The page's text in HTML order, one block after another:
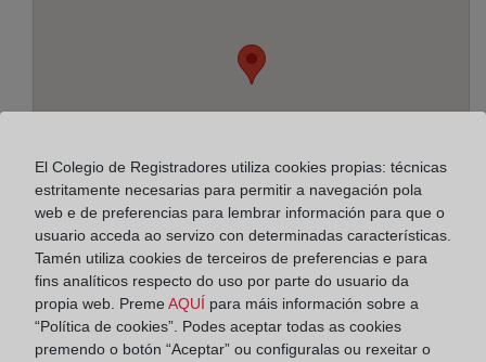
Enderezo:
Yanguas y Miranda, 27 - 3º izq., 31003
El Colegio de Registradores utiliza cookies propias: técnicas
estritamente necesarias para permitir a navegación pola
web e de preferencias para lembrar información para que o
usuario acceda ao servizo con determinadas características.
Tamén utiliza cookies de terceiros de preferencias e para
fins analíticos respecto do uso por parte do usuario da
propia web. Preme AQUÍ para máis información sobre a
“Política de cookies”. Podes aceptar todas as cookies
premendo o botón “Aceptar” ou configuralas ou rexeitar o